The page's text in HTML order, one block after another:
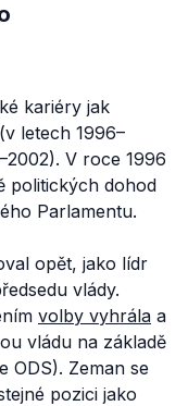
kariéry jak
(v letech 1996–
V roce 1996
politických dohod
Parlamentu.
opět, jako lídr
vlády.
volby vyhrála a
vládu na základě
ODS). Zeman se
pozici jako